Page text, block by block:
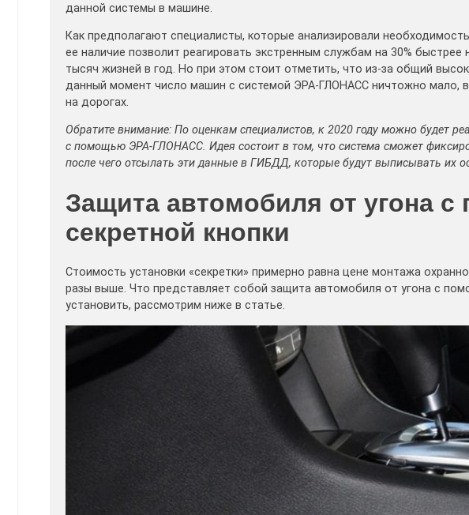
данной системы в машине.
Как предполагают специалисты, которые анализировали
ее наличие позволит реагировать экстренным службам на 30%
тысяч жизней в год. Но при этом стоит отметить, что из-за общий
данный момент число машин с системой ЭРА-ГЛОНАСС ничтожно мало,
на дорогах.
Обратите внимание: По оценкам специалистов, к 2020 году можно будет
с помощью ЭРА-ГЛОНАСС. Идея состоит в том, что система сможет
после чего отсылать эти данные в ГИБДД, которые будут выписывать их
Защита автомобиля от угона
секретной кнопки
Стоимость установки «секретки» примерно равна цене монтажа
разы выше. Что представляет собой защита автомобиля от угона с
установить, рассмотрим ниже в статье.